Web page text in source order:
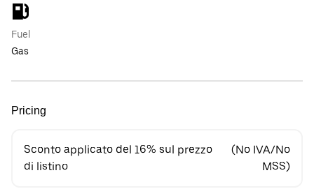
Fuel
Gas
Pricing
Sconto applicato del 16% sul prezzo
di listino
(No IVA/No
MSS)